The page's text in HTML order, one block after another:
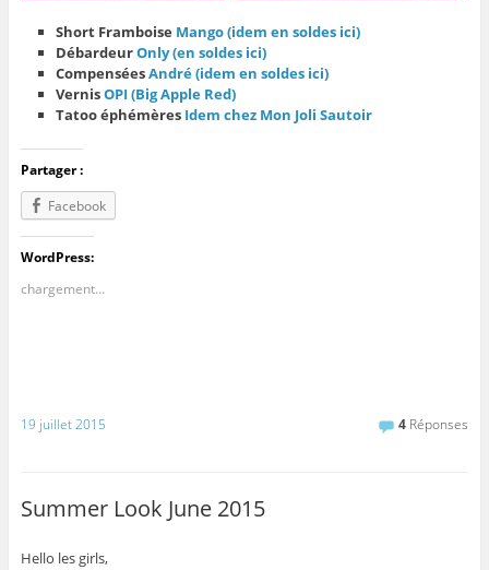
Short Framboise Mango (idem en soldes ici)
DébardeurOnly (en soldes ici)
CompenséesAndré (idem en soldes ici)
VernisOPI (Big Apple Red)
Tatoo éphémères Idem chez Mon Joli Sautoir
Partager :
Facebook
WordPress:
chargement…
19 juillet 2015 4 Réponses
Summer Look June 2015
Hello les girls,